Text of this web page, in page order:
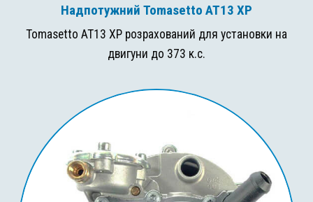
Надпотужний Tomasetto AT13 XP
Tomasetto AT13 XP розрахований для установки на
двигуни до 373 к.с.